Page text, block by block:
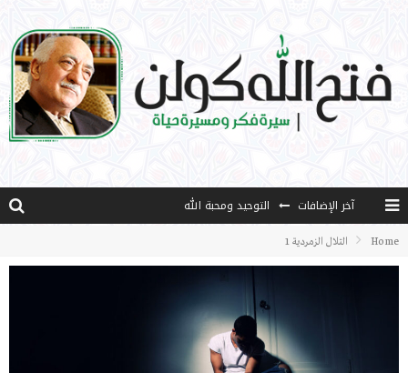
آخر الإضافات
التوحيد ومحبة الله
الشروق
كتاب طرق الإرشاد: 36- التضحية
Home التلال الزمردية 1